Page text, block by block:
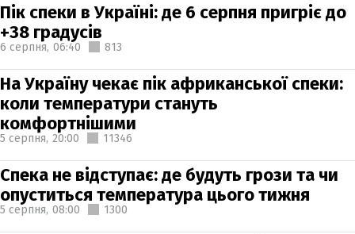
Пік спеки в Україні: де 6 серпня пригріє до
+38 градусів
6 серпня, 06:40 813
На Україну чекає пік африканської спеки:
коли температури стануть
комфортнішими
5 серпня, 20:00 11346
Спека не відступає: де будуть грози та чи
опуститься температура цього тижня
5 серпня, 08:00 1300